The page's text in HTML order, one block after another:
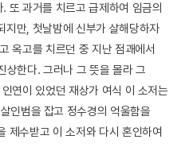
또 과거를 치르고 급제하여 임금의
지만, 첫날밤에 신부가 살해당하자
옥고를 치르던 중 지난 점괘에서
한다. 그러나 그 뜻을 몰라 그
연이 있었던 재상가 여식 이 소저는
인범을 잡고 정수경의 억울함을
제수받고 이 소저와 다시 혼인하여